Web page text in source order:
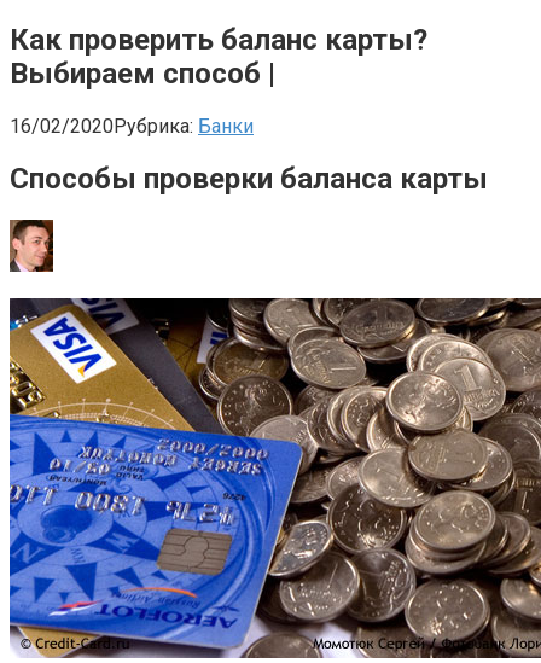
Как проверить баланс карты?
Выбираем способ |
16/02/2020Рубрика: Банки
Способы проверки баланса карты